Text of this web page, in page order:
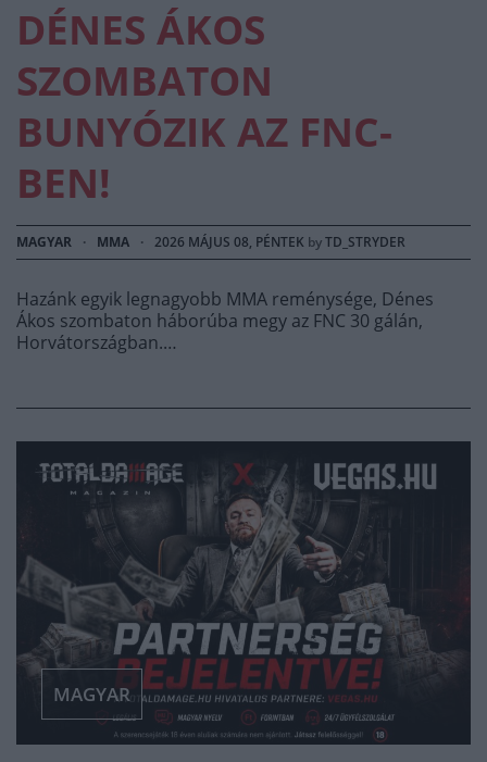
DÉNES ÁKOS
SZOMBATON
BUNYÓZIK AZ FNC-
BEN!
MAGYAR · MMA · 2026 MÁJUS 08, PÉNTEK byTD_STRYDER
Hazánk egyik legnagyobb MMA reménysége, Dénes
Ákos szombaton háborúba megy az FNC 30 gálán,
Horvátországban.…
MAGYAR